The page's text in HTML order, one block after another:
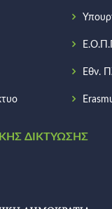
Εθν.
ΔΙΚΤΎΩΣΗΣ